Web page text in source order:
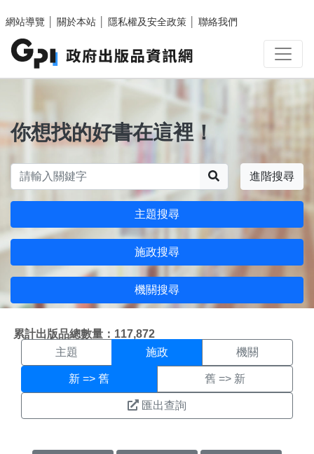
網站導覽
關於本站 隱私權及安全政策 聯絡我們
你想找的好書在這裡！
進階搜尋
主題搜尋
施政搜尋
機關搜尋
累計出版品總數量：117,872
施政搜尋結果頁面
主題 施政 機關
新 => 舊 舊 => 新
匯出查詢